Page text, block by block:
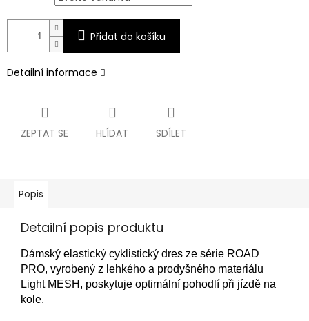
Přidat do košíku
Detailní informace
ZEPTAT SE HLÍDAT SDÍLET
Popis
Detailní popis produktu
Dámský elastický cyklistický dres ze série ROAD
PRO, vyrobený z lehkého a prodyšného materiálu
Light MESH, poskytuje optimální pohodlí při jízdě na
kole.